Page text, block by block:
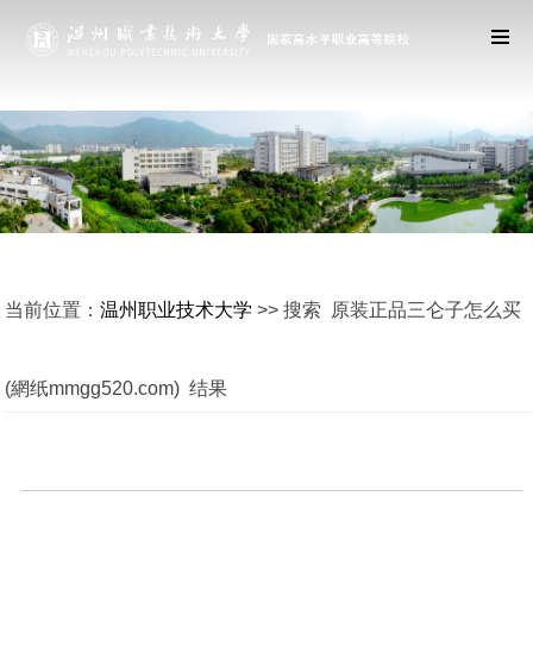
当前位置：温州职业技术大学 >> 搜索 原装正品三仑子怎么买
(網纸mmgg520.com) 结果